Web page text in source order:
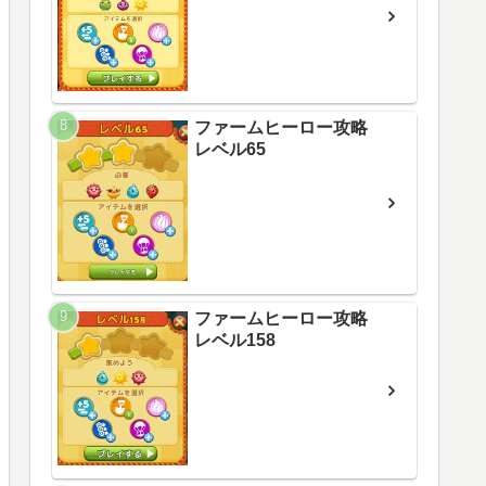
ファームヒーロー攻略
レベル65
ファームヒーロー攻略
レベル158